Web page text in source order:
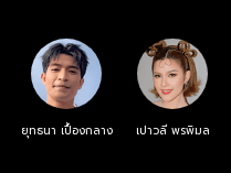
แสนเฉื่อยชาเพื่อลุกขึ้นมาพิสูจน์ตั
ยุทธนา เปื้องกลาง เปาวลี พรพิมล